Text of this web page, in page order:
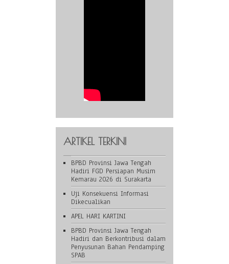
ARTIKEL TERKINI
BPBD Provinsi Jawa Tengah
Hadiri FGD Persiapan Musim
Kemarau 2026 di Surakarta
Uji Konsekuensi Informasi
Dikecualikan
APEL HARI KARTINI
BPBD Provinsi Jawa Tengah
Hadiri dan Berkontribusi dalam
Penyusunan Bahan Pendamping
SPAB